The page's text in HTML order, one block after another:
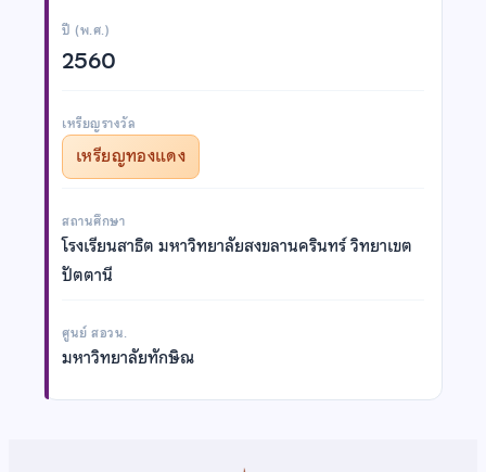
ปี (พ.ศ.)
2560
เหรียญรางวัล
เหรียญทองแดง
สถานศึกษา
โรงเรียนสาธิต มหาวิทยาลัยสงขลานครินทร์ วิทยาเขต
ปัตตานี
ศูนย์ สอวน.
มหาวิทยาลัยทักษิณ